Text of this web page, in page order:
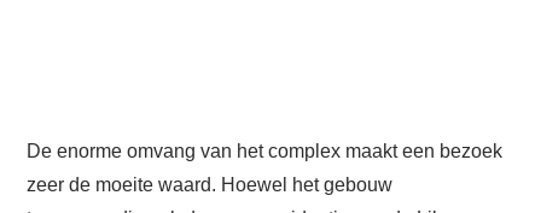
De enorme omvang van het complex maakt een bezoek
zeer de moeite waard. Hoewel het gebouw